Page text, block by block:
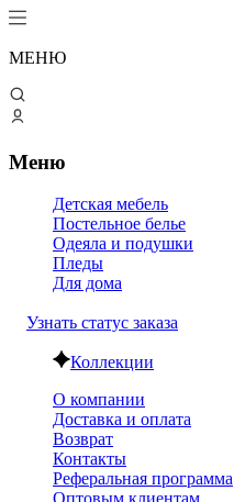
МЕНЮ
Меню
Детская мебель
Постельное белье
Одеяла и подушки
Пледы
Для дома
Узнать статус заказа
Коллекции
О компании
Доставка и оплата
Возврат
Контакты
Реферальная программа